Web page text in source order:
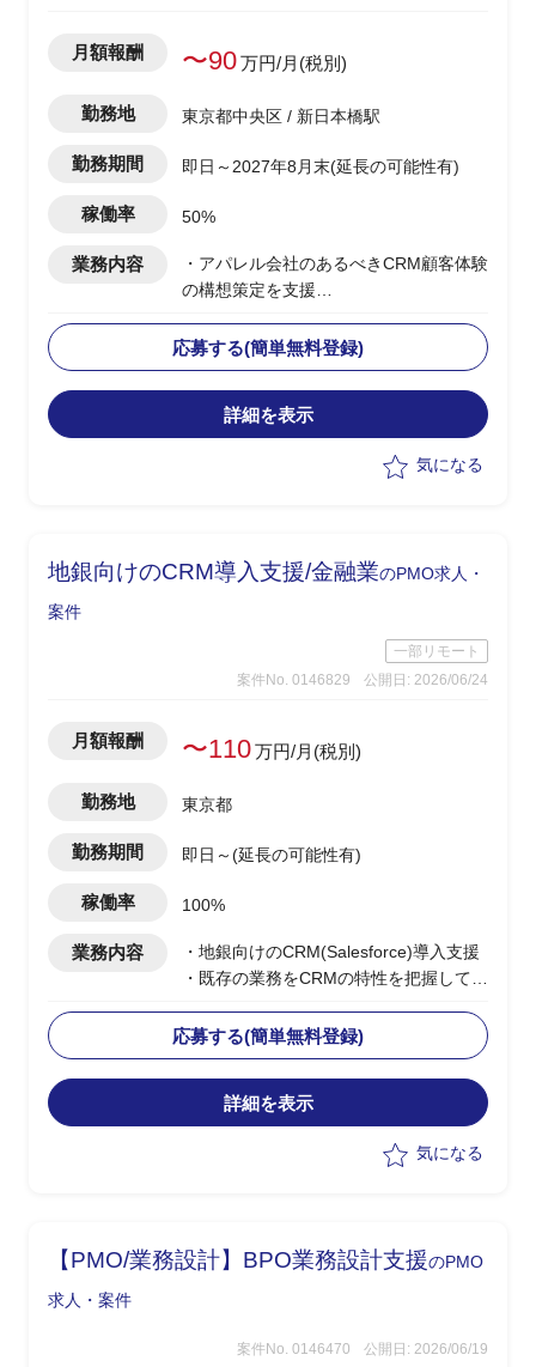
月額報酬 〜90万円/月(税別)
勤務地 東京都中央区 / 新日本橋駅
勤務期間 即日～2027年8月末(延長の可能性有)
稼働率 50%
業務内容
・アパレル会社のあるべきCRM顧客体験
の構想策定を支援
内の主要メンバーの方と合意形成した上
で
OMO機能を含めたあるべき姿を具体化
・幹部の合意を得るために、ユーザー調
て、
→調査自体は、あまり難易度は高くな
く、地道なディスクトップ調査がメイン
・基幹システムを含めたシステム領域
は、弊社コンサル担当がおり、双方で連
いく
・CRM構想として期待されているポイン
トは、OMO機能、EC機能、MA&CDP活
用によるパーソナライズCRMなど
応募する(簡単無料登録)
詳細を表示
気になる
地銀向けのCRM導入支援/金融業のPMO求人・
案件
一部リモート
案件No. 0146829
公開日: 2026/06/24
月額報酬 〜110万円/月(税別)
勤務地 東京都
勤務期間 即日～(延長の可能性有)
稼働率 100%
業務内容
・地銀向けのCRM(Salesforce)導入支援
・既存の業務をCRMの特性を把握して落
・下記想定業務内容
-現状業務のヒアリング
-課題整理
-スケジュール管理
応募する(簡単無料登録)
詳細を表示
気になる
【PMO/業務設計】BPO業務設計支援のPMO
求人・案件
案件No. 0146470 公開日: 2026/06/19